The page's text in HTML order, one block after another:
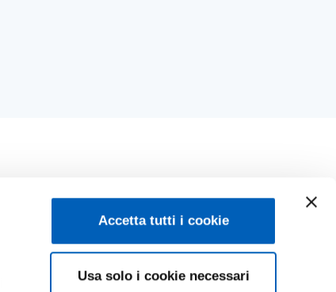
Accetta tutti i cookie
Usa solo i cookie necessari